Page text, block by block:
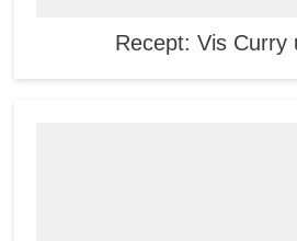
Recept: Vis Curry